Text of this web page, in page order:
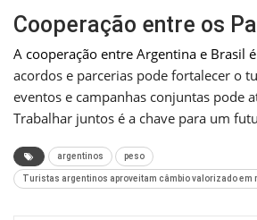
Cooperação entre os
A cooperação entre Argentina e Brasil
acordos e parcerias pode fortalecer o
eventos e campanhas conjuntas pode
Trabalhar juntos é a chave para um
argentinos peso
Turistas argentinos aproveitam câmbio valorizado em